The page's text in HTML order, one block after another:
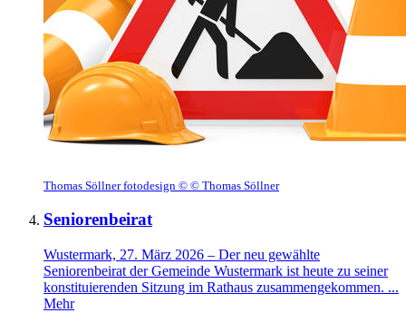
Thomas Söllner fotodesign © © Thomas Söllner
Seniorenbeirat
Wustermark, 27. März 2026 – Der neu gewählte
Seniorenbeirat der Gemeinde Wustermark ist heute zu seiner
konstituierenden Sitzung im Rathaus zusammengekommen. ...
Mehr